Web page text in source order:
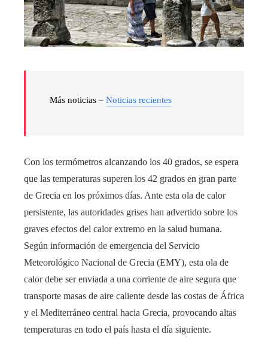
Más noticias – Noticias recientes
Con los termómetros alcanzando los 40 grados, se espera
que las temperaturas superen los 42 grados en gran parte
de Grecia en los próximos días. Ante esta ola de calor
persistente, las autoridades grises han advertido sobre los
graves efectos del calor extremo en la salud humana.
Según información de emergencia del Servicio
Meteorológico Nacional de Grecia (EMY), esta ola de
calor debe ser enviada a una corriente de aire segura que
transporte masas de aire caliente desde las costas de África
y el Mediterráneo central hacia Grecia, provocando altas
temperaturas en todo el país hasta el día siguiente.